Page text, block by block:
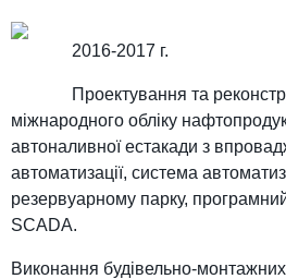
2016-2017 г.
Проектування та
міжнародного обліку
автоналивної естакади з
автоматизації, система
резервуарному парку,
SCADA.
Виконання будівельно-монтажних